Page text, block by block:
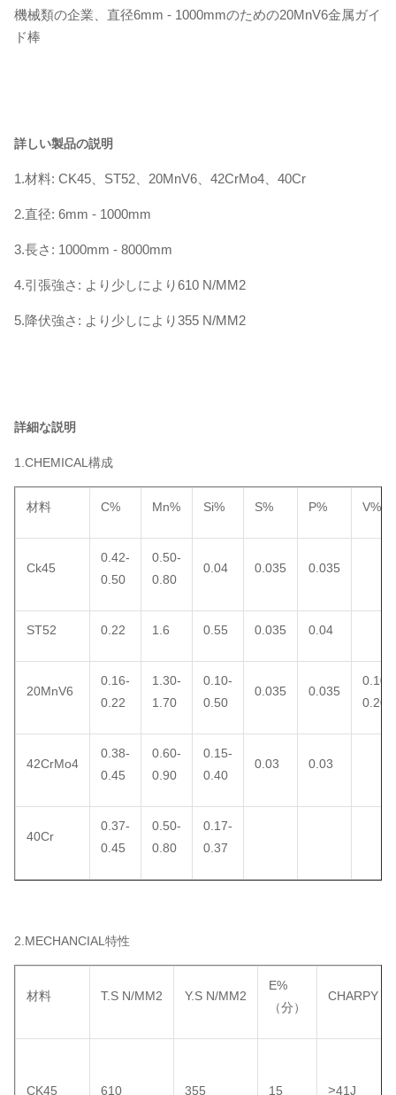
機械類の企業、直径6mm - 1000mmのための20MnV6金属ガイ
ド棒
詳しい製品の説明
1.材料: CK45、ST52、20MnV6、42CrMo4、40Cr
2.直径: 6mm - 1000mm
3.長さ: 1000mm - 8000mm
4.引張強さ: より少しにより610 N/MM2
5.降伏強さ: より少しにより355 N/MM2
詳細な説明
1.CHEMICAL構成
材料 C% Mn% Si% S% P% V%
Ck45
0.42-
0.50
0.50-
0.80
0.04 0.035 0.035
ST52 0.22 1.6 0.55 0.035 0.04
20MnV6
0.16-
0.22
1.30-
1.70
0.10-
0.50
0.035 0.035
0.10-
0.20
42CrMo4
0.38-
0.45
0.60-
0.90
0.15-
0.40
0.03 0.03
40Cr
0.37-
0.45
0.50-
0.80
0.17-
0.37
2.MECHANCIAL特性
材料 T.S N/MM2 Y.S N/MM2
E%
（分）
CHARPY
CK45 610 355 15 >41J